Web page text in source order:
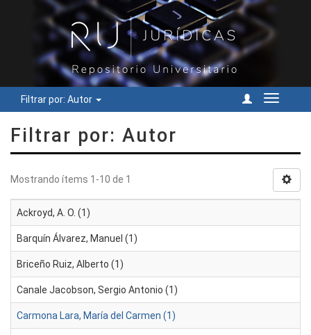
Filtrar por: Autor
Cambiar
Filtrar por: Autor
Mostrando ítems 1-10 de 1
Ackroyd, A. O. (1)
Barquín Álvarez, Manuel (1)
Briceño Ruiz, Alberto (1)
Canale Jacobson, Sergio Antonio (1)
Carmona Lara, María del Carmen (1)